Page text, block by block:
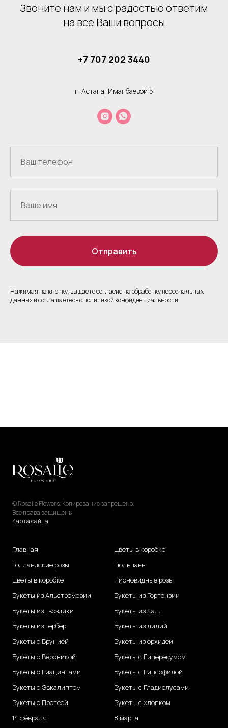
Звоните нам и мы с радостью ответим
на все Ваши вопросы
+7 707 202 3440
г. Астана, Иманбаевой 5
Отправить
Нажимая на кнопку, вы даете согласие на обработку персональных
данных и соглашаетесь c политикой конфиденциальности
© Rosalie Flowers. Копирование запрещено.
Все права защищены
Карта сайта
Главная
Голландские розы
Цветы в коробке
Букеты из Альстромерии
Букеты из гвоздики
Букеты из гербер
Букеты с Брунией
Букеты с Вероникой
Букеты с Гиацинтами
Букеты с Эвкалиптом
Букеты с Протеей
14 февраля
Цветы в коробке
Тюльпаны
Пионовидные розы
Букеты из Гортензии
Букеты из Калл
Букеты из лилий
Букеты из орхидеи
Букеты с Гиперекумом
Букеты с Гипсофилой
Букеты с Гладиолусами
Букеты с хлопком
8 марта